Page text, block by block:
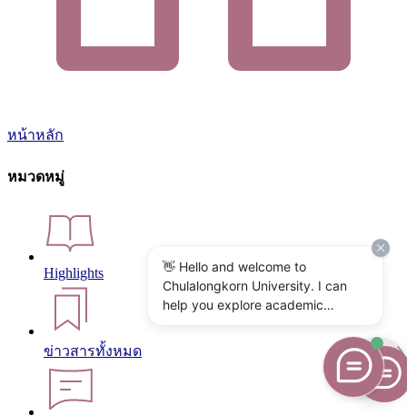
หน้าหลัก
หมวดหมู่
Highlights
ข่าวสารทั้งหมด
👋 Hello and welcome to
Chulalongkorn University. I can
help you explore academic